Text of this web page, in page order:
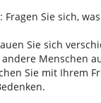
: Fragen Sie sich,
Sie sich
Menschen
Sie mit Ihrem